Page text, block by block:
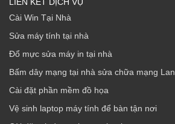
Cài Win Tại Nhà
Sửa máy tính tại nhà
Đổ mực sửa máy in tại nhà
Bấm dây mạng tại nhà sửa chữa mạng Lan
Cài đặt phần mềm đồ họa
Vệ sinh laptop máy tính để bàn tận nơi